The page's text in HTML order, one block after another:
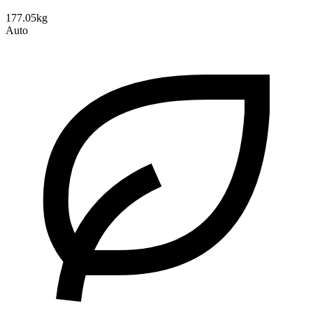
177.05kg
Auto